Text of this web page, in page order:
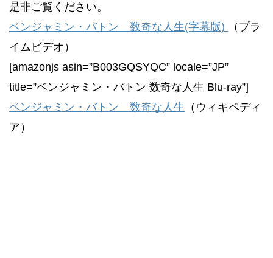
是非ご覧ください。
ベンジャミン・バトン 数奇な人生(字幕版)
（プラ
イムビデオ）
[amazonjs asin=”B003GQSYQC” locale=”JP”
title=”ベンジャミン・バトン 数奇な人生 Blu-ray”]
ベンジャミン・バトン 数奇な人生 （ウィキペディ
ア）